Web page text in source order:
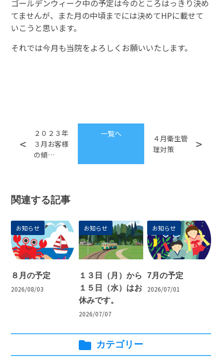
ゴールデンウィーク中の予定は今のところはっきり決め
てませんが、また月の中頃までには決めてHPに載せて
いこうと思います。
それでは今月も当院をよろしくお願いいたします。
２０２３年
３月お客様
の傾…
一覧へ
４月衛生管
理対策
関連する記事
お知らせ
８月の予定
2026/08/03
お知らせ
１３日（月）から
１５日（水）はお
休みです。
2026/07/07
お知らせ
7月の予定
2026/07/01
カテゴリー